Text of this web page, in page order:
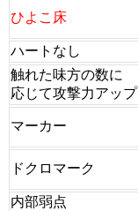
ひよこ床
ハートなし
触れた味方の数に
応じて攻撃力アップ
マーカー
ドクロマーク
内部弱点